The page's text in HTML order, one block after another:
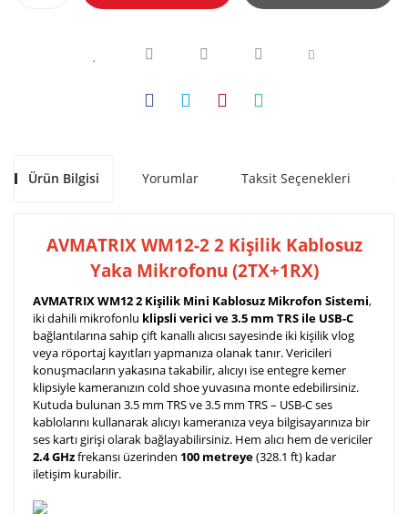
Ürün Bilgisi Yorumlar Taksit Seçenekleri
AVMATRIX WM12-2 2 Kişilik Kablosuz
Yaka Mikrofonu (2TX+1RX)
AVMATRIX WM12 2 Kişilik Mini Kablosuz Mikrofon Sistemi,
iki dahili mikrofonlu klipsli verici ve 3.5 mm TRS ile USB-C
bağlantılarına sahip çift kanallı alıcısı sayesinde iki kişilik vlog
veya röportaj kayıtları yapmanıza olanak tanır. Vericileri
konuşmacıların yakasına takabilir, alıcıyı ise entegre kemer
klipsiyle kameranızın cold shoe yuvasına monte edebilirsiniz.
Kutuda bulunan 3.5 mm TRS ve 3.5 mm TRS – USB-C ses
kablolarını kullanarak alıcıyı kameranıza veya bilgisayarınıza bir
ses kartı girişi olarak bağlayabilirsiniz. Hem alıcı hem de vericiler
2.4 GHzfrekansı üzerinden 100 metreye(328.1 ft) kadar
iletişim kurabilir.